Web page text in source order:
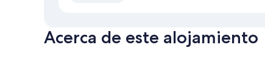
Acerca de este alojamiento